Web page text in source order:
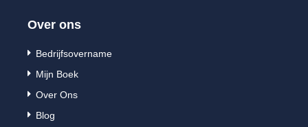
Over ons
 Bedrijfsovername
 Mijn Boek
 Over Ons
 Blog